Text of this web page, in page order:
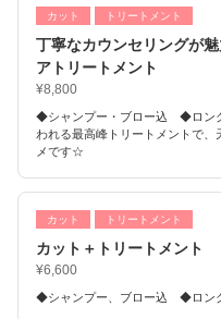
カット トリートメント
丁寧なカウンセリングが
アトリートメント
¥8,800
◆シャンプー・ブロー込 ◆ロン
われる最高峰トリートメントで
メです☆
カット トリートメント
カット＋トリートメント
¥6,600
◆シャンプー、ブロー込 ◆ロン